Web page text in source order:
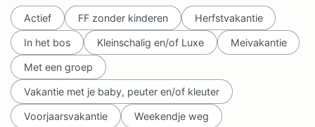
Actief FF zonder kinderen Herfstvakantie
In het bos Kleinschalig en/of Luxe Meivakantie
Met een groep
Vakantie met je baby, peuter en/of kleuter
Voorjaarsvakantie Weekendje weg